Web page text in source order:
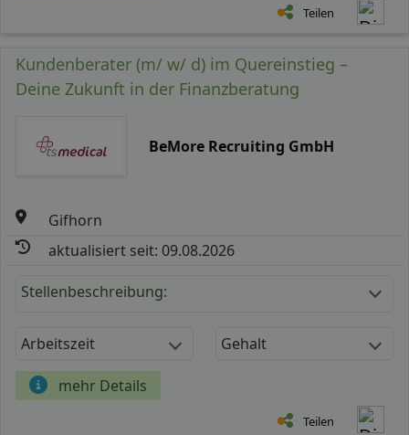
Teilen
Kundenberater (m/ w/ d) im Quereinstieg –
Deine Zukunft in der Finanzberatung
BeMore Recruiting GmbH
Gifhorn
aktualisiert seit: 09.08.2026
Stellenbeschreibung:
Arbeitszeit Gehalt
mehr Details
Teilen